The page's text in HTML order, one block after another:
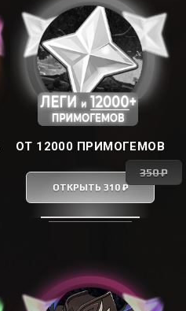
ОТ 12000 ПРИМОГЕМОВ
ОТКРЫТЬ 310 ₽
350 ₽